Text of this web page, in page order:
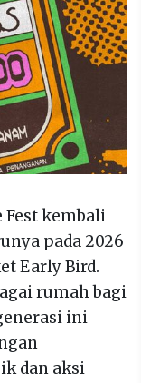
Fest kembali
pada 2026
Early Bird.
rumah bagi
ini
dan aksi